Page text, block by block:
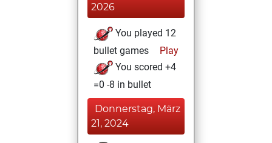
2026
You played 12
bullet games
Play
You scored +4
=0 -8 in bullet
Donnerstag, März
21, 2024